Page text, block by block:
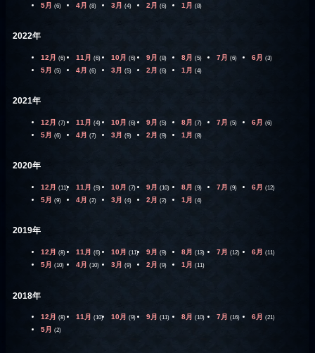
5月 (6) 4月 (8) 3月 (4) 2月 (6) 1月 (8)
2022年
12月 (6) 11月 (6) 10月 (6) 9月 (8) 8月 (5) 7月 (6) 6月 (3)
5月 (5) 4月 (6) 3月 (5) 2月 (6) 1月 (4)
2021年
12月 (7) 11月 (4) 10月 (6) 9月 (5) 8月 (7) 7月 (5) 6月 (6)
5月 (6) 4月 (7) 3月 (9) 2月 (9) 1月 (8)
2020年
12月 (11) 11月 (9) 10月 (7) 9月 (10) 8月 (9) 7月 (9) 6月 (12)
5月 (9) 4月 (2) 3月 (4) 2月 (2) 1月 (4)
2019年
12月 (8) 11月 (6) 10月 (11) 9月 (9) 8月 (13) 7月 (12) 6月 (11)
5月 (10) 4月 (10) 3月 (9) 2月 (9) 1月 (11)
2018年
12月 (8) 11月 (10) 10月 (9) 9月 (11) 8月 (10) 7月 (16) 6月 (21)
5月 (2)